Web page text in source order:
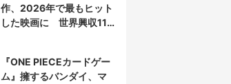
作、2026年で最もヒット
した映画に 世界興収11
『ONE PIECEカードゲー
ム』擁するバンダイ、マ